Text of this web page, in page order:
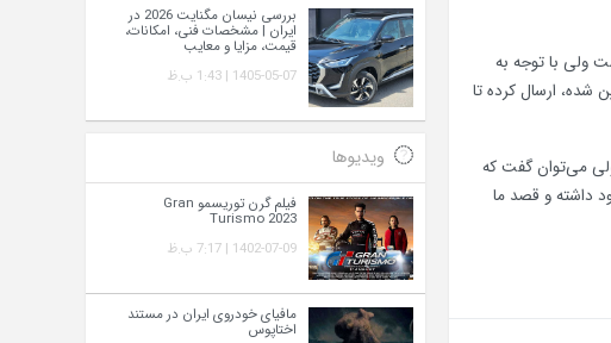
ولی با توجه به
شده، ارسال کرده تا
ولی می‌توان گفت که
بهتر در هر یک از 7 کارخانه، امکان تبدیل 15 هزار مخزن وجود داشته و قصد ما
بررسی نیسان مگنایت 2026 در
ایران | مشخصات فنی، امکانات،
قیمت، مزایا و معایب
1405-05-07 | 1:43 ب.ظ
ویدیوها
فیلم گرن توریسمو Gran
Turismo 2023
1402-07-09 | 7:17 ب.ظ
مافیای خودروی ایران در مستند
اختاپوس